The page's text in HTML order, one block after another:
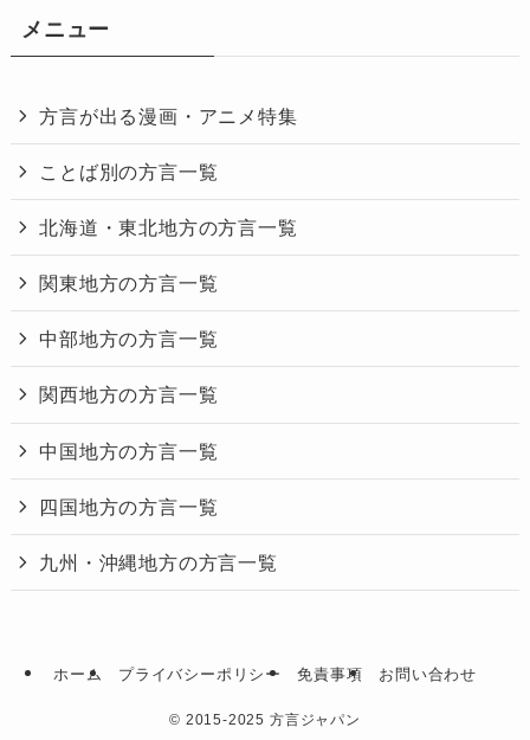
メニュー
方言が出る漫画・アニメ特集
ことば別の方言一覧
北海道・東北地方の方言一覧
関東地方の方言一覧
中部地方の方言一覧
関西地方の方言一覧
中国地方の方言一覧
四国地方の方言一覧
九州・沖縄地方の方言一覧
ホーム プライバシーポリシー 免責事項 お問い合わせ
© 2015-2025 方言ジャパン